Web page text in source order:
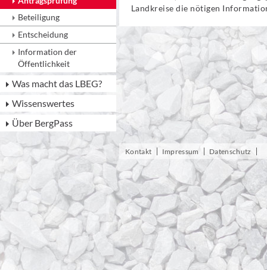
Beteiligung
Entscheidung
Information der
Öffentlichkeit
Was macht das LBEG?
Wissenswertes
Über BergPass
Landkreise die nötigen
Kontakt Impressum Datenschutz